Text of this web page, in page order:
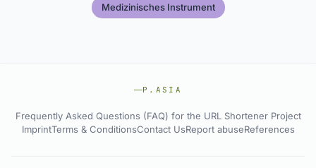
Medizinisches Instrument
P.ASIA
Frequently Asked Questions (FAQ) for the URL Shortener Project
ImprintTerms & ConditionsContact UsReport abuseReferences